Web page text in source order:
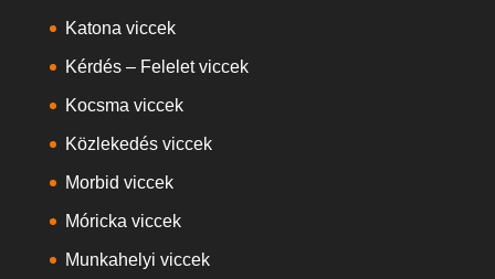
Katona viccek
Kérdés – Felelet viccek
Kocsma viccek
Közlekedés viccek
Morbid viccek
Móricka viccek
Munkahelyi viccek